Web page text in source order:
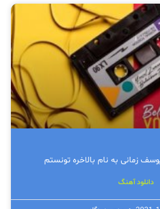
زمانی به نام بالاخره تونستم
دانلود آهنگ